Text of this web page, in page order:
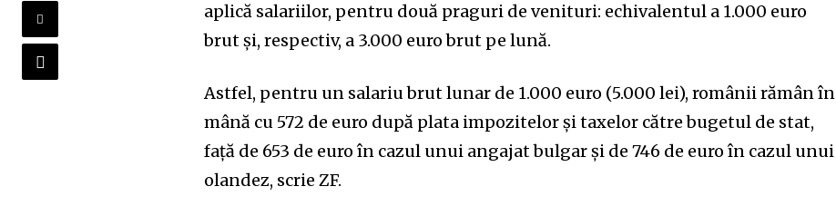
aplică salariilor, pentru două praguri de venituri: echivalentul a 1.000 euro
brut şi, respectiv, a 3.000 euro brut pe lună.
Astfel, pentru un salariu brut lunar de 1.000 euro (5.000 lei), românii rămân în
mână cu 572 de euro după plata impozitelor şi taxelor către bugetul de stat,
faţă de 653 de euro în cazul unui angajat bulgar şi de 746 de euro în cazul unui
olandez, scrie ZF.